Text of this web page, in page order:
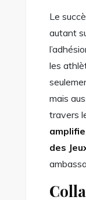
Le
autant
les
mais
travers
des